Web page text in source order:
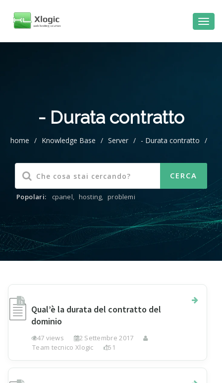
- Durata contratto
home / Knowledge Base / Server / - Durata contratto /
Popolari: cpanel, hosting, problemi
Qual’è la durata del contratto del
dominio
247 views
22 Settembre 2017
Team tecnico Xlogic
151